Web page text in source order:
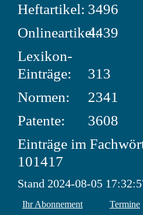
Heftartikel: 3496
Onlineartikel:4439
Lexikon-
Einträge:
313
Normen:
2341
Patente:
3608
Einträge im
101417
Stand 2024-08-05
Ihr Abonnement Termine